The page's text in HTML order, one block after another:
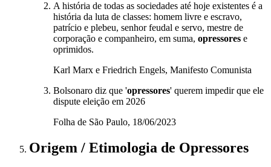
A história de todas as sociedades até hoje existentes é a
história da luta de classes: homem livre e escravo,
patrício e plebeu, senhor feudal e servo, mestre de
corporação e companheiro, em suma, opressores e
oprimidos.
Karl Marx e Friedrich Engels, Manifesto Comunista
Bolsonaro diz que 'opressores' querem impedir que ele
dispute eleição em 2026
Folha de São Paulo, 18/06/2023
Origem / Etimologia de Opressores